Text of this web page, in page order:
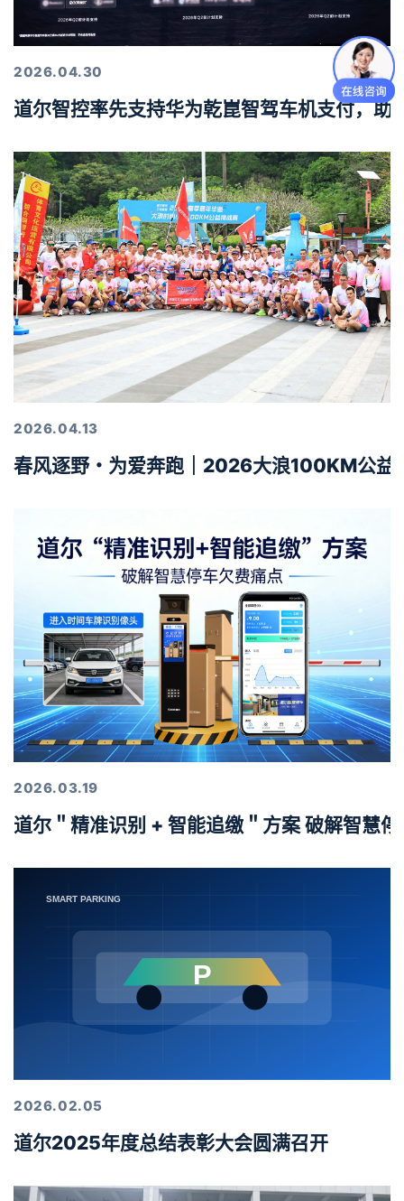
2026.04.30
道尔智控率先支持华为乾崑智驾车机支付，助
2026.04.13
春风逐野・为爱奔跑｜2026大浪100KM公益
2026.03.19
道尔＂精准识别 + 智能追缴＂方案 破解智慧
2026.02.05
道尔2025年度总结表彰大会圆满召开